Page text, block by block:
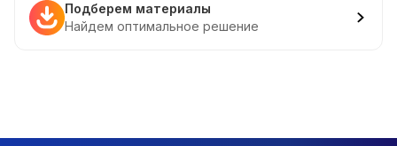
Подберем материалы
Найдем оптимальное решение